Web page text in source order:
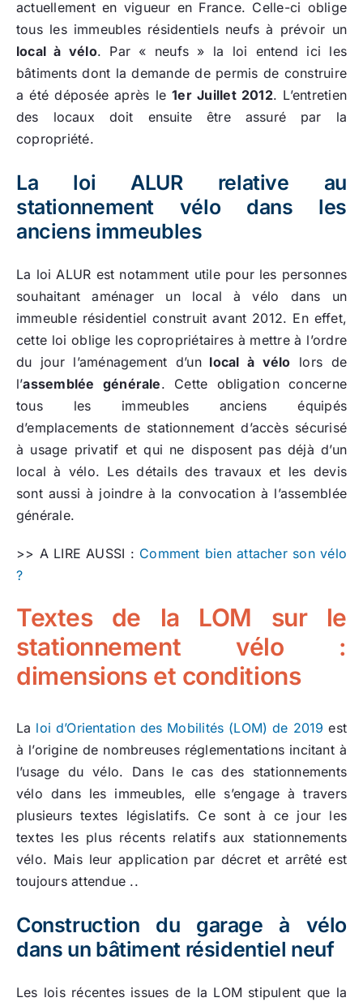
actuellement en vigueur en France. Celle-ci oblige
tous les immeubles résidentiels neufs à prévoir un
local à vélo. Par « neufs » la loi entend ici les
bâtiments dont la demande de permis de construire
a été déposée après le1er Juillet 2012. L’entretien
des locaux doit ensuite être assuré par la
copropriété.
La loi ALUR relative au
stationnement vélo dans les
anciens immeubles
La loi ALUR est notamment utile pour les personnes
souhaitant aménager un local à vélo dans un
immeuble résidentiel construit avant 2012. En effet,
cette loi oblige les copropriétaires à mettre à l’ordre
du jour l’aménagement d’unlocal à vélo lors de
l’assemblée générale. Cette obligation concerne
tous les immeubles anciens équipés
d’emplacements de stationnement d’accès sécurisé
à usage privatif et qui ne disposent pas déjà d’un
local à vélo. Les détails des travaux et les devis
sont aussi à joindre à la convocation à l’assemblée
générale.
>> A LIRE AUSSI : Comment bien attacher son vélo
?
Textes de la LOM sur le
stationnement vélo :
dimensions et conditions
La loi d’Orientation des Mobilités (LOM) de 2019 est
à l’origine de nombreuses réglementations incitant à
l’usage du vélo. Dans le cas des stationnements
vélo dans les immeubles, elle s’engage à travers
plusieurs textes législatifs. Ce sont à ce jour les
textes les plus récents relatifs aux stationnements
vélo. Mais leur application par décret et arrêté est
toujours attendue ..
Construction du garage à vélo
dans un bâtiment résidentiel neuf
Les lois récentes issues de la LOM stipulent que la